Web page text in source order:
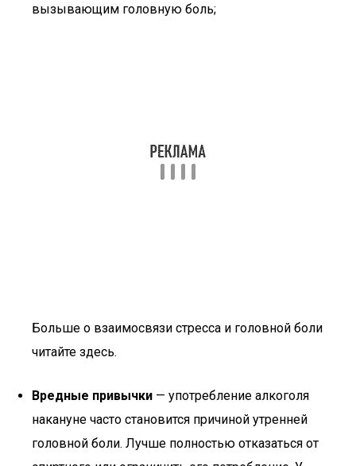
вызывающим головную боль;
Больше о взаимосвязи стресса и головной боли
читайте здесь.
Вредные привычки — употребление алкоголя
накануне часто становится причиной утренней
головной боли. Лучше полностью отказаться от